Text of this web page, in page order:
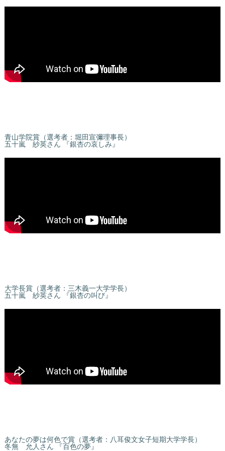
青山学院賞（選考者：堀田宣彌理事長）
五十嵐 紗英さん 『銀杏の哀しみ』
大学長賞（選考者：三木義一大学学長）
五十嵐 紗英さん 『銀杏の叫び』
あなたの夢は何色で賞（選考者：八耳俊文女子短期大学学長）
冬無 允人さん 『百色の夢』